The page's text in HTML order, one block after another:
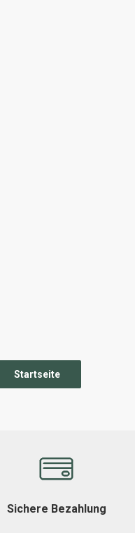
Sichere Bezahlung